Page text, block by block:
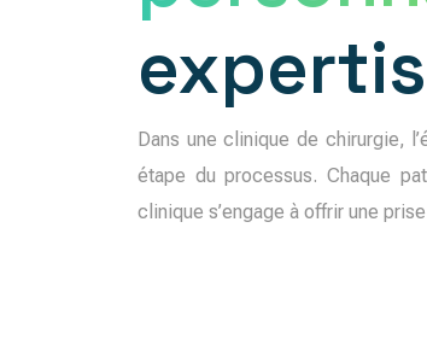
Dans une clinique de chirurgie,
étape du processus. Chaque
clinique s’engage à offrir une